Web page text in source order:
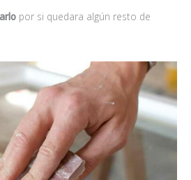
por si quedara algún resto de